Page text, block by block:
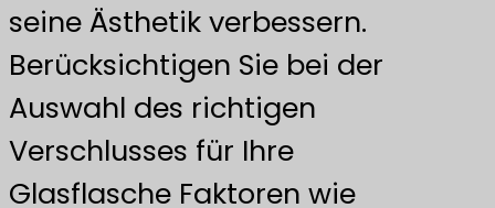
seine Ästhetik verbessern.
Berücksichtigen Sie bei der
Auswahl des richtigen
Verschlusses für Ihre
Glasflasche Faktoren wie